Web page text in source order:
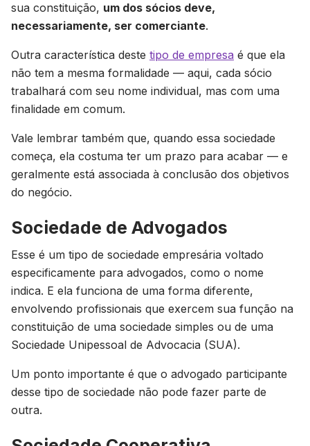
sua constituição, um dos sócios deve,
necessariamente, ser comerciante.
Outra característica deste tipo de empresa é que ela
não tem a mesma formalidade — aqui, cada sócio
trabalhará com seu nome individual, mas com uma
finalidade em comum.
Vale lembrar também que, quando essa sociedade
começa, ela costuma ter um prazo para acabar — e
geralmente está associada à conclusão dos objetivos
do negócio.
Sociedade de Advogados
Esse é um tipo de sociedade empresária voltado
especificamente para advogados, como o nome
indica. E ela funciona de uma forma diferente,
envolvendo profissionais que exercem sua função na
constituição de uma sociedade simples ou de uma
Sociedade Unipessoal de Advocacia (SUA).
Um ponto importante é que o advogado participante
desse tipo de sociedade não pode fazer parte de
outra.